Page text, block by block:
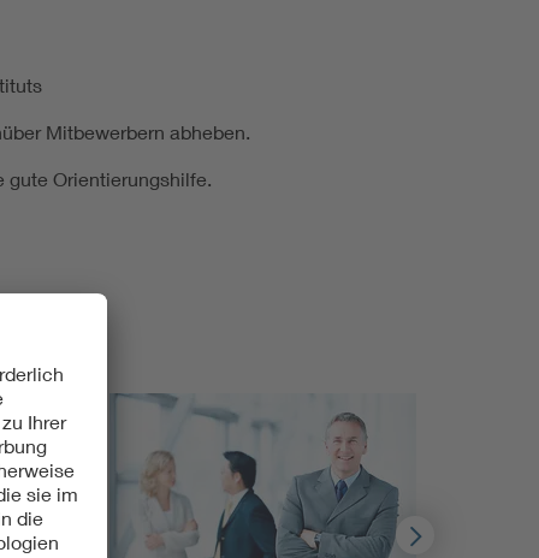
Mitbewerbern abheben.
gute Orientierungshilfe.